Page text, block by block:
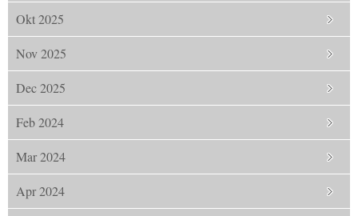
Okt 2025
Nov 2025
Dec 2025
Feb 2024
Mar 2024
Apr 2024